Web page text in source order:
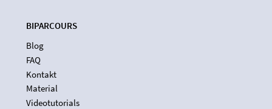
BIPARCOURS
Blog
FAQ
Kontakt
Material
Videotutorials